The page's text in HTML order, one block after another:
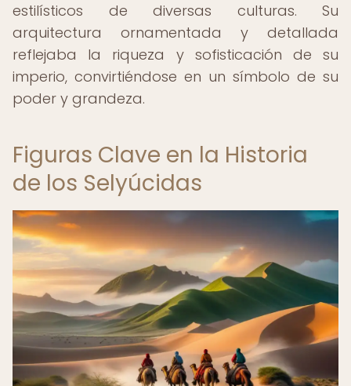
estilísticos de diversas culturas. Su
arquitectura ornamentada y detallada
reflejaba la riqueza y sofisticación de su
imperio, convirtiéndose en un símbolo de su
poder y grandeza.
Figuras Clave en la Historia
de los Selyúcidas